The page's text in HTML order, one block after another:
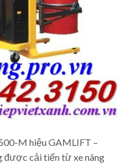
M hiệu GAMLIFT –
được cải tiến từ xe nâng